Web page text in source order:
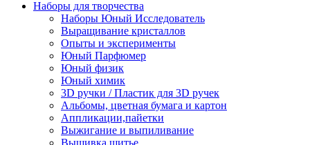
Наборы для творчества
Наборы Юный Исследователь
Выращивание кристаллов
Опыты и эксперименты
Юный Парфюмер
Юный физик
Юный химик
3D ручки / Пластик для 3D ручек
Альбомы, цветная бумага и картон
Аппликации,пайетки
Выжигание и выпиливание
Вышивка,шитье